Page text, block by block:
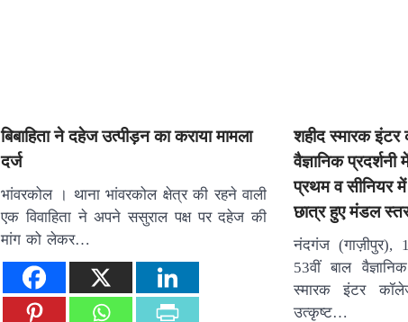
बिबाहिता ने दहेज उत्पीड़न का कराया मामला
दर्ज
भांवरकोल । थाना भांवरकोल क्षेत्र की रहने वाली
एक विवाहिता ने अपने ससुराल पक्ष पर दहेज की
मांग को लेकर…
शहीद स्मारक
वैज्ञानिक
प्रथम व सीनियर में
छात्र हुए मंडल
नंदगंज (गाज़ीपुर),
53वीं बाल
स्मारक इंटर
उत्कृष्ट…